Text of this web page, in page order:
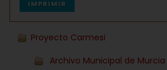
IMPRIMIR
Proyecto Carmesi
Archivo Municipal de Murcia